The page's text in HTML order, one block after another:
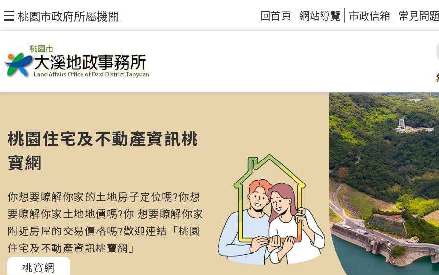
桃園市政府所屬機關 回首頁 網站導覽 市政信箱 常見問題
桃園住宅及不動產資訊桃
寶網
你想要瞭解你家的土地房子定位嗎?你想
要瞭解你家土地地價嗎?你 想要瞭解你家
附近房屋的交易價格嗎?歡迎連結「桃園
住宅及不動產資訊桃寶網」
桃寶網